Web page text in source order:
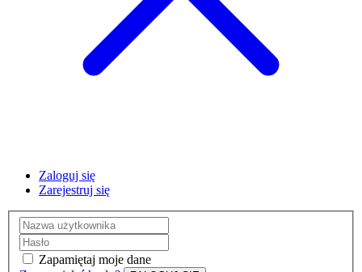
Zaloguj się
Zarejestruj się
Zapamiętaj moje dane